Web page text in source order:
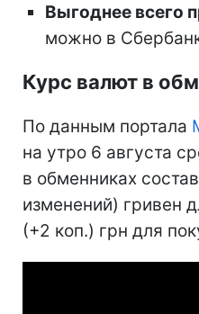
Выгоднее всего
можно в
Курс валют в
По данным портала
на утро 6 августа
в обменниках
изменений) гривен
(+2 коп.) грн для